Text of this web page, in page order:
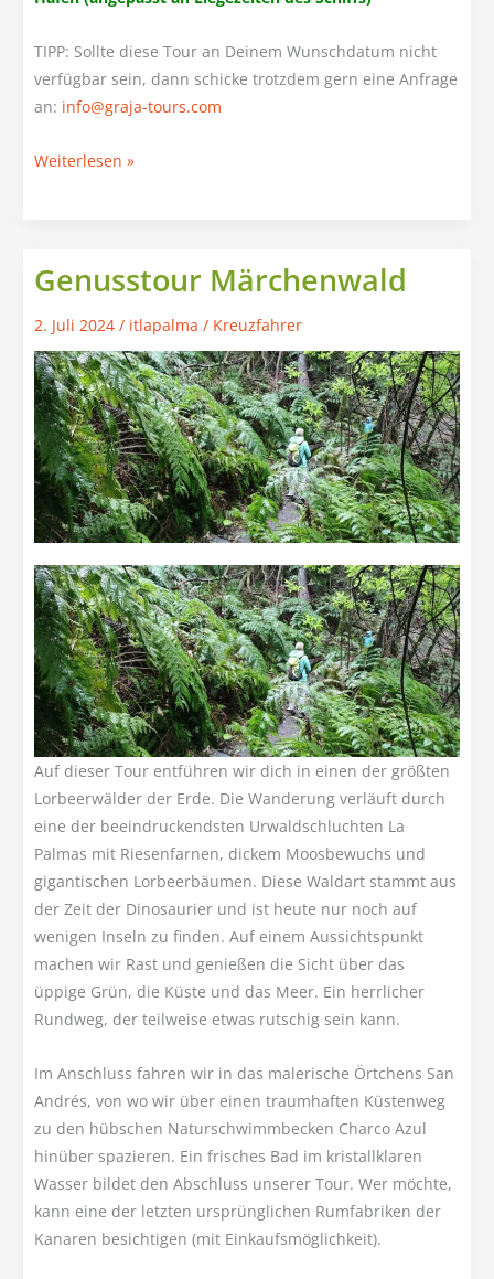
TIPP: Sollte diese Tour an Deinem Wunschdatum nicht
verfügbar sein, dann schicke trotzdem gern eine Anfrage
an:
moc.sruot-ajarg
@ofni
Busfahrt Nationalpark
8
Personen)
Weiterlesen »
Genusstour Märchenwald
2. Juli 2024/ itlapalma/ Kreuzfahrer
Auf dieser Tour entführen wir dich in einen der größten
Lorbeerwälder der Erde. Die Wanderung verläuft durch
eine der beeindruckendsten Urwaldschluchten La
Palmas mit Riesenfarnen, dickem Moosbewuchs und
gigantischen Lorbeerbäumen. Diese Waldart stammt aus
der Zeit der Dinosaurier und ist heute nur noch auf
wenigen Inseln zu finden. Auf einem Aussichtspunkt
machen wir Rast und genießen die Sicht über das
üppige Grün, die Küste und das Meer. Ein herrlicher
Rundweg, der teilweise etwas rutschig sein kann.
Im Anschluss fahren wir in das malerische Örtchens San
Andrés, von wo wir über einen traumhaften Küstenweg
zu den hübschen Naturschwimmbecken Charco Azul
hinüber spazieren. Ein frisches Bad im kristallklaren
Wasser bildet den Abschluss unserer Tour. Wer möchte,
kann eine der letzten ursprünglichen Rumfabriken der
Kanaren besichtigen (mit Einkaufsmöglichkeit).